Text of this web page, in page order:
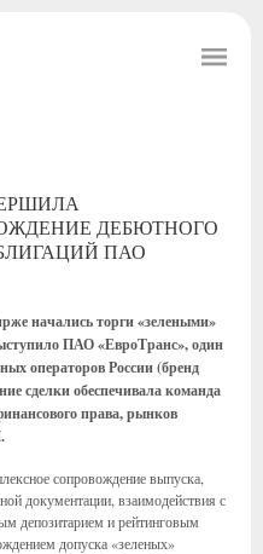
ДЕБЮТНОГО
ПАО
начались торги «зелеными»
ПАО «ЕвроТранс», один
операторов России (бренд
сделки обеспечивала команда
права, рынков
сопровождение выпуска,
документации, взаимодействия с
депозитарием и рейтинговым
допуска «зеленых»